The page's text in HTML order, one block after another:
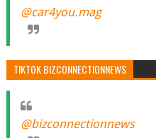
@car4you.mag
TIKTOK BIZCONNECTIONNEWS
@bizconnectionnews